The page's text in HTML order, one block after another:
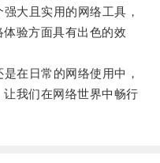
大且实用的网络工具，
验方面具有出色的效
在日常的网络使用中，
我们在网络世界中畅行